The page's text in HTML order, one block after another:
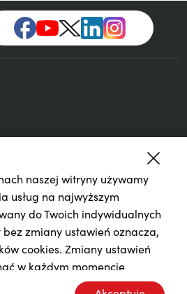
BIC (Swift) PKOPPLPW Kod IBAN 1240
naszej witryny używamy
usług na najwyższym
do Twoich indywidualnych
zmiany ustawień oznacza,
cookies. Zmiany ustawień
w każdym momencie